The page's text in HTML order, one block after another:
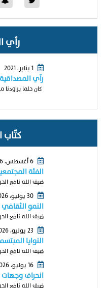
رأي
1 يناير، 2021
رآي المصداقية
كان حلما يراودنا
كتّاب
6 أغسطس، 2026
الفئة
ضيف الله نافع
30 يوليو، 2026
النمو
ضيف الله نافع
النوايا
ضيف الله نافع
16 يوليو، 2026
انحراف وجهات
ضيف الله نافع